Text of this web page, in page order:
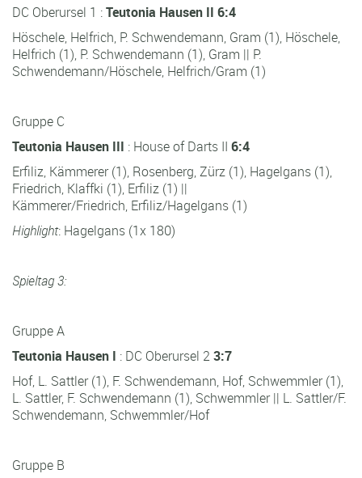
DC Oberursel 1 :Teutonia Hausen II 6:4
Höschele, Helfrich, P. Schwendemann, Gram (1), Höschele,
Helfrich (1), P. Schwendemann (1), Gram || P.
Schwendemann/Höschele, Helfrich/Gram (1)
Gruppe C
Teutonia Hausen III : House of Darts II 6:4
Erfiliz, Kämmerer (1), Rosenberg, Zürz (1), Hagelgans (1),
Friedrich, Klaffki (1), Erfiliz (1) ||
Kämmerer/Friedrich, Erfiliz/Hagelgans (1)
Highlight: Hagelgans (1x 180)
Spieltag 3:
Gruppe A
Teutonia Hausen I : DC Oberursel 23:7
Hof, L. Sattler (1), F. Schwendemann, Hof, Schwemmler (1),
L. Sattler, F. Schwendemann (1), Schwemmler || L. Sattler/F.
Schwendemann, Schwemmler/Hof
Gruppe B